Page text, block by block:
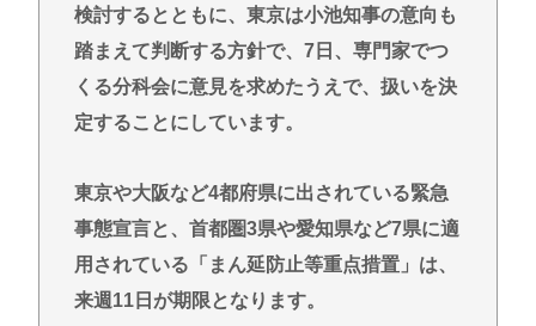
少ない。民間施設テロではなくプランBやプランCを
発動すべき」
最強の調味料はマヨネーズ、異論は認める
【急募】嫁の実家でやるべきこと
Powered by livedoor 相互RSS
検討するとともに、東京は小池知事の意向も
踏まえて判断する方針で、7日、専門家でつ
くる分科会に意見を求めたうえで、扱いを決
定することにしています。
東京や大阪など4都府県に出されている緊急
事態宣言と、首都圏3県や愛知県など7県に適
用されている「まん延防止等重点措置」は、
来週11日が期限となります。